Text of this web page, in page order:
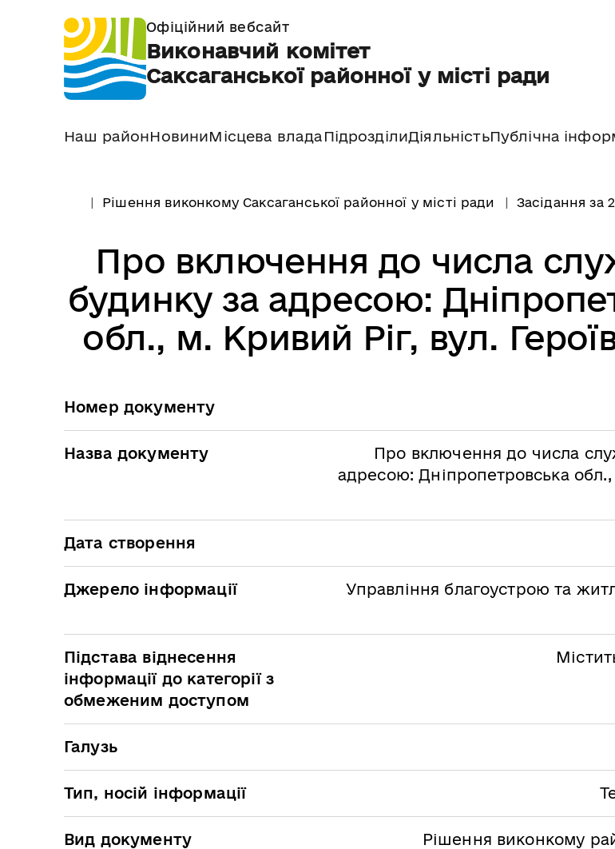
Офіційний вебсайт
Виконавчий комітет
Саксаганської районної у місті ради
Наш районНовиниМісцева влада ПідрозділиДіяльністьПублічна
Рішення виконкому Саксаганської районної у місті ради Засідання за
Про включення до числа
будинку за адресою:
обл., м. Кривий Ріг, вул.
Номер документу
Назва документу
Про включення до числа
адресою: Дніпропетровська
Дата створення
Джерело інформації
Управління благоустрою та
Підстава віднесення
інформації до категорії з
обмеженим доступом
Галузь
Тип, носій інформації
Вид документу Рішення виконкому